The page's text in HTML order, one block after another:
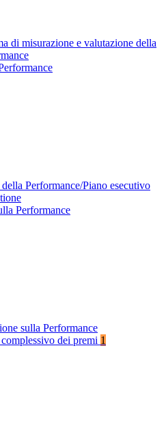
di misurazione e valutazione della
Performance/Piano esecutivo
Performance
sulla Performance
dei premi 1